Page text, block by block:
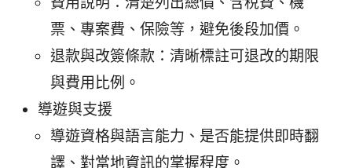
票、專案費、保險等，避免後段加價。
退款與改簽條款：清晰標註可退改的期限
與費用比例。
導遊與支援
導遊資格與語言能力、是否能提供即時翻
譯、對當地資訊的掌握程度。